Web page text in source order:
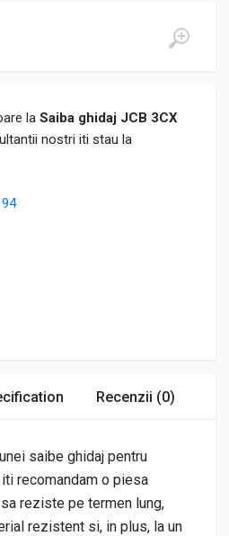
la Saiba ghidaj JCB 3CX
nostri iti stau la
Recenzii (0)
saibe ghidaj pentru
recomandam o piesa
reziste pe termen lung,
rezistent si, in plus, la un